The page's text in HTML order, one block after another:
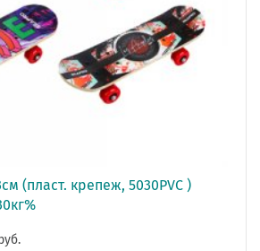
(пласт. крепеж, 5030PVC )